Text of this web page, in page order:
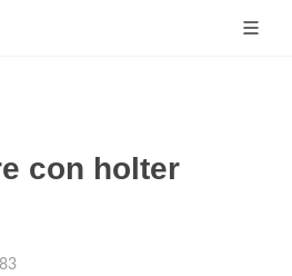
con holter